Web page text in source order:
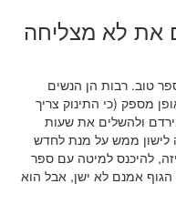
את לא מצליחה
טוב. רבות הן הנשים
מספק (כי התינוק צריך
ולהשלים את שעות
לישון ממש על מנת לחדש
להיכנס למיטה עם ספר
הגוף אמנם לא ישן, אבל הוא